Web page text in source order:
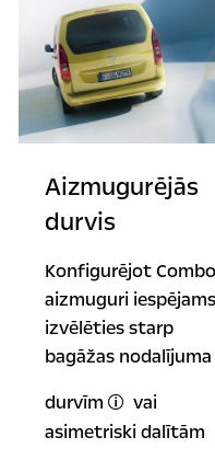
Aizmugurējās
durvis
Konfigurējot Combo
aizmuguri iespējams
izvēlēties starp
bagāžas nodalījuma
durvīm
vai
asimetriski dalītām